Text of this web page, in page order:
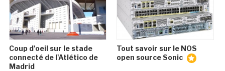
Coup d'oeil sur le stade
connecté de l'Atlético de
Madrid
Tout savoir sur le NOS
open source Sonic